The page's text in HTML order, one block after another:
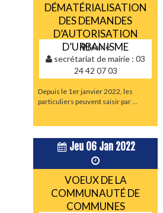
DÉMATÉRIALISATION
DES DEMANDES
D’AUTORISATION
D’URBANISME
Mairie
secrétariat de mairie : 03
24 42 07 03
Depuis le 1er janvier 2022, les
particuliers peuvent saisir par ...
Jeu 06 Jan 2022
VOEUX DE LA
COMMUNAUTÉ DE
COMMUNES